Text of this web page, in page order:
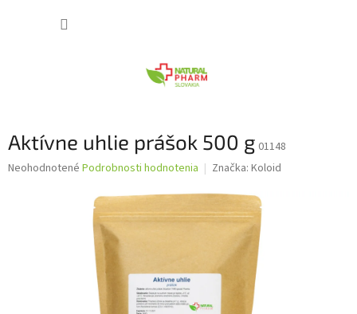
Aktívne uhlie prášok 500 g 01148
Priemerné
Neohodnotené Podrobnosti hodnotenia Značka: Koloid